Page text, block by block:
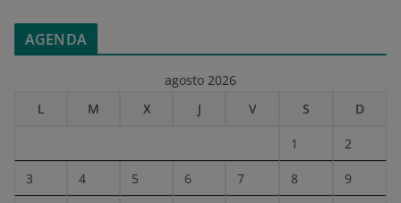
AGENDA
agosto 2026
L
M X J V S D
1 2
3 4 5 6 7 8 9